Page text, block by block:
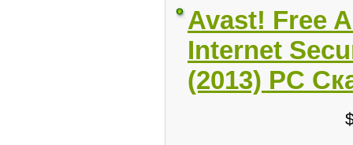
Avast! Free
Internet
(2013) PC